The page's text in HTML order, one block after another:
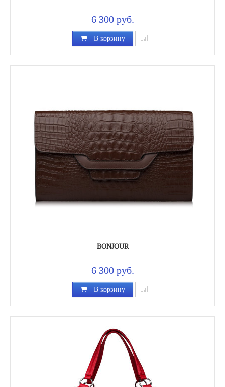
6 300 руб.
В корзину
BONJOUR
6 300 руб.
В корзину